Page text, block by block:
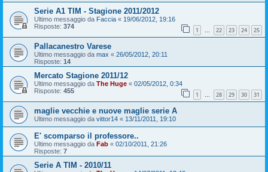
Serie A1 TIM - Stagione 2011/2012
Ultimo messaggio da Faccia « 19/06/2012, 19:16
Risposte: 374 1 … 22 23 24 25
Pallacanestro Varese
Ultimo messaggio da max « 26/05/2012, 20:11
Risposte: 14
Mercato Stagione 2011/12
Ultimo messaggio da The Huge « 02/05/2012, 0:34
Risposte: 455 1 28 29 30 31
maglie vecchie e nuove maglie serie A
Ultimo messaggio da vittor14 « 13/11/2011, 19:10
E' scomparso il professore..
Ultimo messaggio da Fab « 02/10/2011, 21:26
Risposte: 7
Serie A TIM - 2010/11